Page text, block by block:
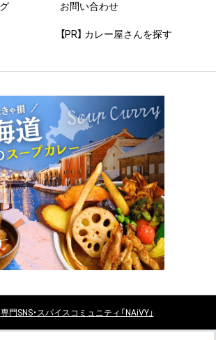
お問い合わせ
【PR】 カレー屋さんを探す
専門SNS・スパイスコミュニティ「NAiVY」